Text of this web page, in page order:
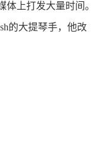
体上打发大量时间。
的大提琴手，他改